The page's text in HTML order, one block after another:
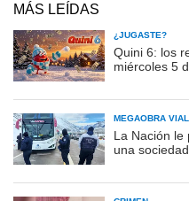
MÁS LEÍDAS
¿JUGASTE?
Quini 6: los
miércoles 5
MEGAOBRA VIAL
La Nación le
una